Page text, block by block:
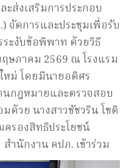
ส่งเสริมการประกอบ
จัดการและประชุมเพื่อรับ
ะงับข้อพิพาท ด้วยวิธี
ษภาคม 2569 ณ โรงแรม
หม่ โดยมีนายอดิศร
กฎหมายและตรวจสอบ
ด้วย นางสาวชัชวริน โชติ
รองสิทธิประโยชน์
ำนักงาน คปภ. เข้าร่วม